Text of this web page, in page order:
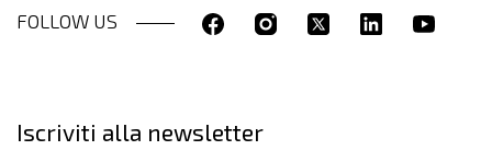
FOLLOW US
Iscriviti alla newsletter